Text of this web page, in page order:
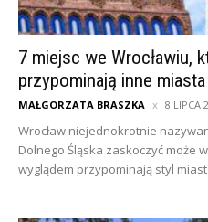
7 miejsc we Wrocławiu,
przypominają inne
MAŁGORZATA BRASZKA 8 LIPCA
Wrocław niejednokrotnie
Dolnego Śląska zaskoczyć może
wyglądem przypominają styl